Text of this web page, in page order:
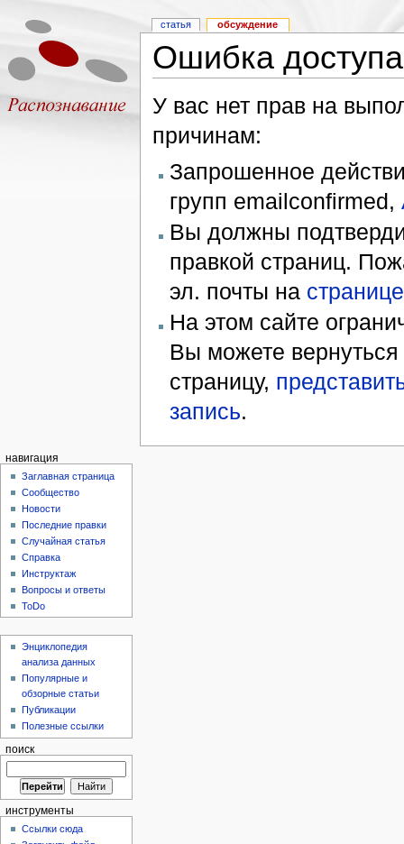
Ошибка доступа
У вас нет прав на
причинам:
Запрошенное
групп emailconfirmed,
Вы должны
правкой страниц.
эл. почты на
На этом сайте
Вы можете
страницу,
запись.
статья обсуждение
навигация
Заглавная страница
Сообщество
Новости
Последние правки
Случайная статья
Справка
Инструктаж
Вопросы и ответы
ToDo
Энциклопедия
анализа данных
Популярные и
обзорные статьи
Публикации
Полезные ссылки
поиск
инструменты
Ссылки сюда